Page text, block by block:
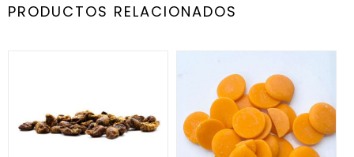
PRODUCTOS RELACIONADOS